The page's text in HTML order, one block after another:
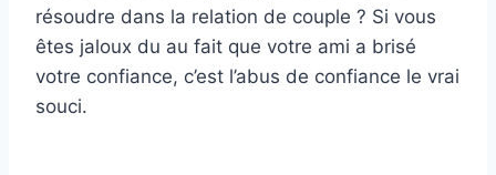
résoudre dans la relation de couple ? Si vous
êtes jaloux du au fait que votre ami a brisé
votre confiance, c’est l’abus de confiance le vrai
souci.